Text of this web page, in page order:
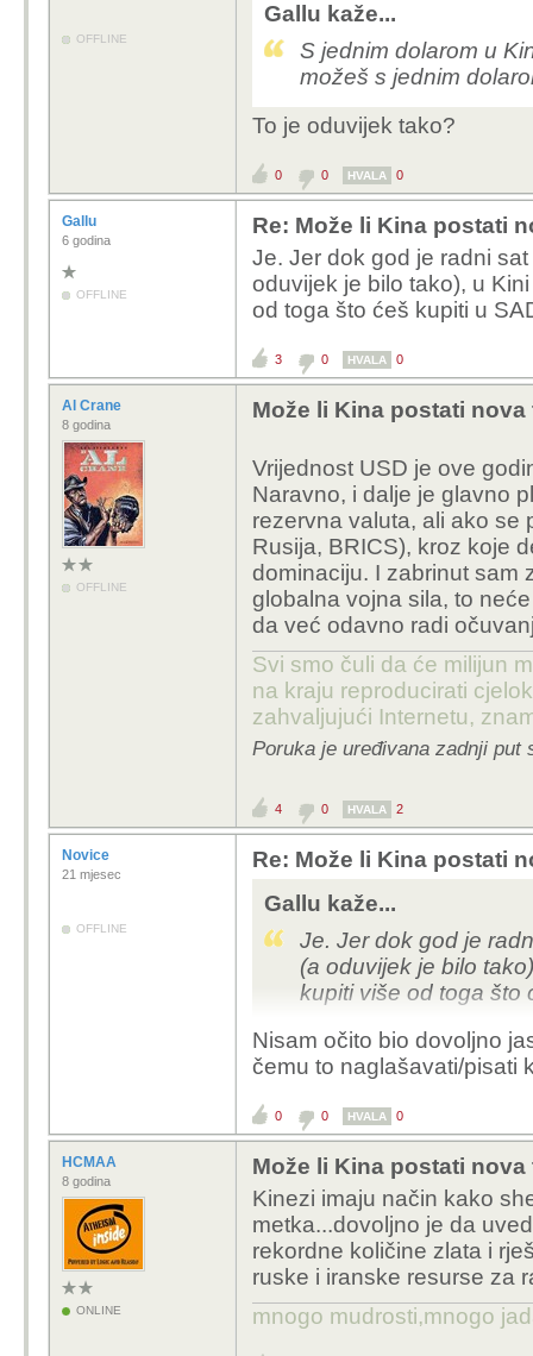
OFFLINE
Gallu kaže...
S jednim dolarom u
možeš s jednim
To je oduvijek tako?
0 0 HVALA 0
Gallu
6 godina
OFFLINE
Re: Može li Kina postati
Je. Jer dok god je radni
oduvijek je bilo tako), u
od toga što ćeš kupiti u
3 0 HVALA 0
Al Crane
8 godina
OFFLINE
Može li Kina postati
Vrijednost USD je ove
Naravno, i dalje je glavno
rezervna valuta, ali ako se
Rusija, BRICS), kroz koje
dominaciju. I zabrinut sam
globalna vojna sila, to
da već odavno radi
Svi smo čuli da će milijun
na kraju reproducirati
zahvaljujući Internetu,
Poruka je uređivana zadnji put
4 0 HVALA 2
Novice
21 mjesec
OFFLINE
Re: Može li Kina postati
Gallu kaže...
Je. Jer dok god je
(a oduvijek je bilo
kupiti više od toga što
Nisam očito bio dovoljno
čemu to naglašavati/pisati
0 0 HVALA 0
HCMAA
8 godina
ONLINE
Može li Kina postati
Kinezi imaju način kako
metka...dovoljno je da
rekordne količine zlata i
ruske i iranske resurse za
mnogo mudrosti,mnogo